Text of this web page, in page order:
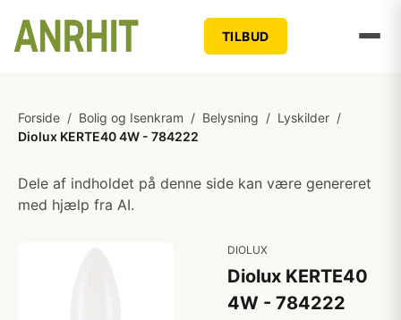
TILBUD
Forside / Bolig og Isenkram / Belysning / Lyskilder /
Diolux KERTE40 4W - 784222
Dele af indholdet på denne side kan være genereret
med hjælp fra AI.
DIOLUX
Diolux KERTE40
4W - 784222